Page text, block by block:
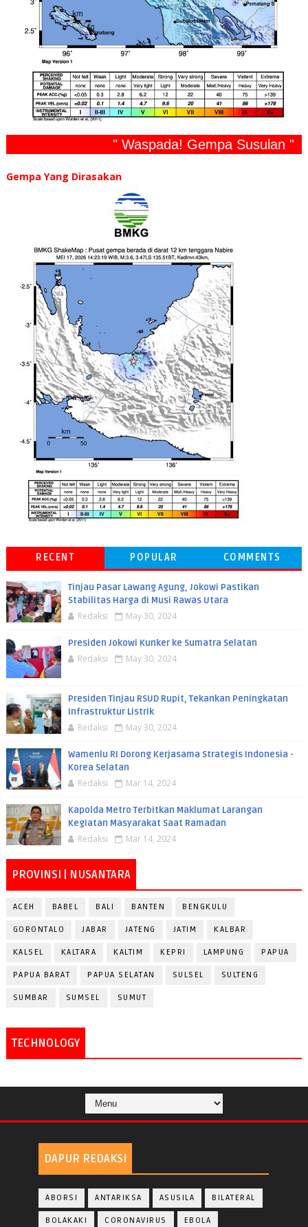
" Waspada! Gempa Susulan "
Gempa Yang Dirasakan
RECENT POPULAR COMMENTS
Tinjau Pasar Lawang Agung, Jokowi Pastikan
Stabilitas Harga di Musi Rawas Utara
Redaksi May 30, 2024
Presiden Jokowi Kunker ke Sumatra Selatan
Redaksi May 30, 2024
Presiden Tinjau RSUD Rupit, Tekankan Peningkatan
Infrastruktur Listrik
Redaksi May 30, 2024
Wamenlu RI Dorong Kerjasama Strategis Indonesia -
Korea Selatan
Redaksi Mar 14, 2024
Kapolda Metro Terbitkan Maklumat Larangan
Kegiatan Masyarakat Saat Ramadan
Redaksi Mar 14, 2024
PROVINSI | NUSANTARA
ACEH BABEL BALI BANTEN BENGKULU
GORONTALO JABAR JATENG JATIM KALBAR
KALSEL KALTARA KALTIM KEPRI LAMPUNG PAPUA
PAPUA BARAT PAPUA SELATAN SULSEL SULTENG
SUMBAR SUMSEL SUMUT
TECHNOLOGY
DAPUR REDAKSI
ABORSI ANTARIKSA ASUSILA BILATERAL
BOLAKAKI CORONAVIRUS EBOLA